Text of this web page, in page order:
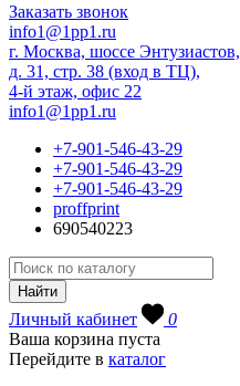
Заказать звонок
info1@1pp1.ru
г. Москва, шоссе Энтузиастов,
д. 31, стр. 38 (вход в ТЦ),
4-й этаж, офис 22
info1@1pp1.ru
+7-901-546-43-29
+7-901-546-43-29
+7-901-546-43-29
proffprint
690540223
Личный кабинет
0
Ваша корзина пуста
Перейдите в каталог